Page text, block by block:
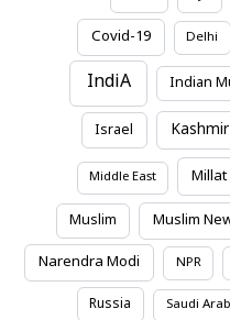
Covid-19 Delhi
IndiA Indian
Israel Kashmir
Middle East
Muslim Muslim
Narendra Modi NPR
Russia Saudi